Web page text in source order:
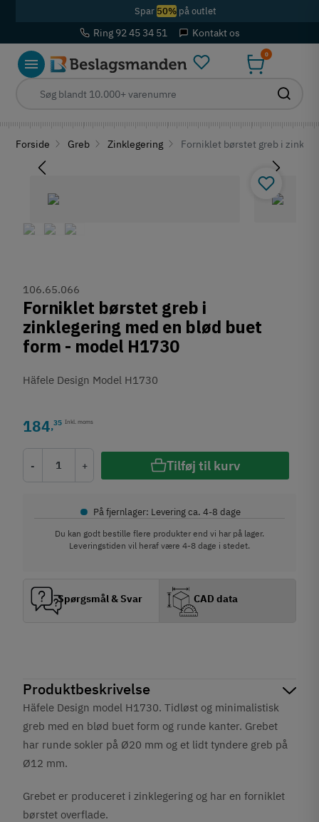
Spar 50%på outlet
Ring 92 45 34 51 Kontakt os
0
Forside Greb Zinklegering Forniklet børstet greb i
Produktbeskrivelse
Häfele Design model H1730. Tidløst og minimalistisk
greb med en blød buet form og runde kanter. Grebet
har runde sokler på Ø20 mm og et lidt tyndere greb på
Ø12 mm.
Grebet er produceret i zinklegering og har en forniklet
børstet overflade.
106.65.066
Forniklet børstet greb i
zinklegering med en blød buet
form - model H1730
Häfele Design Model H1730
184,35 Inkl. moms
- + Tilføj til kurv
• På fjernlager: Levering ca. 4-8 dage
Du kan godt bestille flere produkter end vi har på lager.
Leveringstiden vil heraf være 4-8 dage i stedet.
Spørgsmål & Svar CAD data